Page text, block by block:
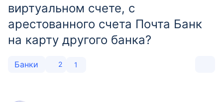
виртуальном счете, с
арестованного счета Почта Банк
на карту другого банка?
Банки 2 1